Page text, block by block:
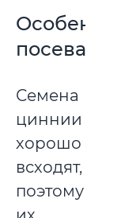
Особенности
посева
Семена
циннии
хорошо
всходят,
поэтому